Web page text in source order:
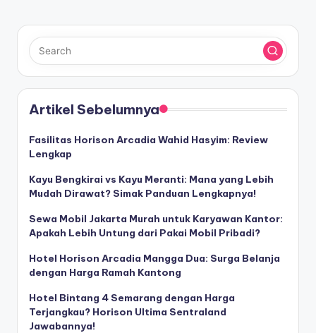
Artikel Sebelumnya
Fasilitas Horison Arcadia Wahid Hasyim: Review
Lengkap
Kayu Bengkirai vs Kayu Meranti: Mana yang Lebih
Mudah Dirawat? Simak Panduan Lengkapnya!
Sewa Mobil Jakarta Murah untuk Karyawan Kantor:
Apakah Lebih Untung dari Pakai Mobil Pribadi?
Hotel Horison Arcadia Mangga Dua: Surga Belanja
dengan Harga Ramah Kantong
Hotel Bintang 4 Semarang dengan Harga
Terjangkau? Horison Ultima Sentraland
Jawabannya!